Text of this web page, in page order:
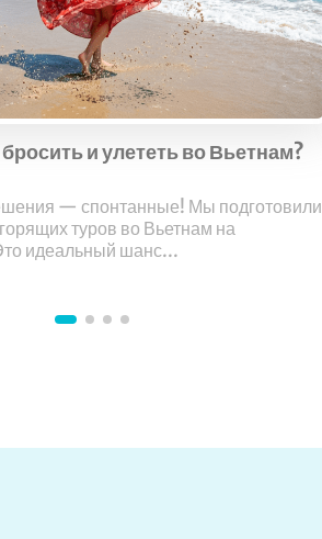
и улететь во Вьетнам?
— спонтанные! Мы подготовили
туров во Вьетнам на
идеальный шанс...